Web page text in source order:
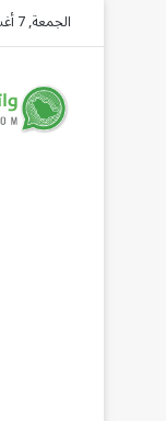
الجمعة, 7 أغسطس 2026